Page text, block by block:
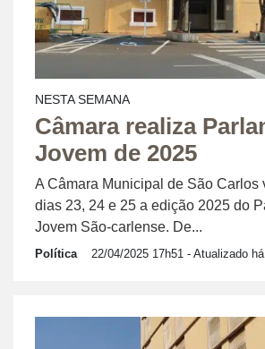
NESTA SEMANA
Câmara realiza
Jovem de 2025
A Câmara Municipal de São Carlos
dias 23, 24 e 25 a edição 2025 do
Jovem São-carlense. De...
Política 22/04/2025 17h51 - Atualizado